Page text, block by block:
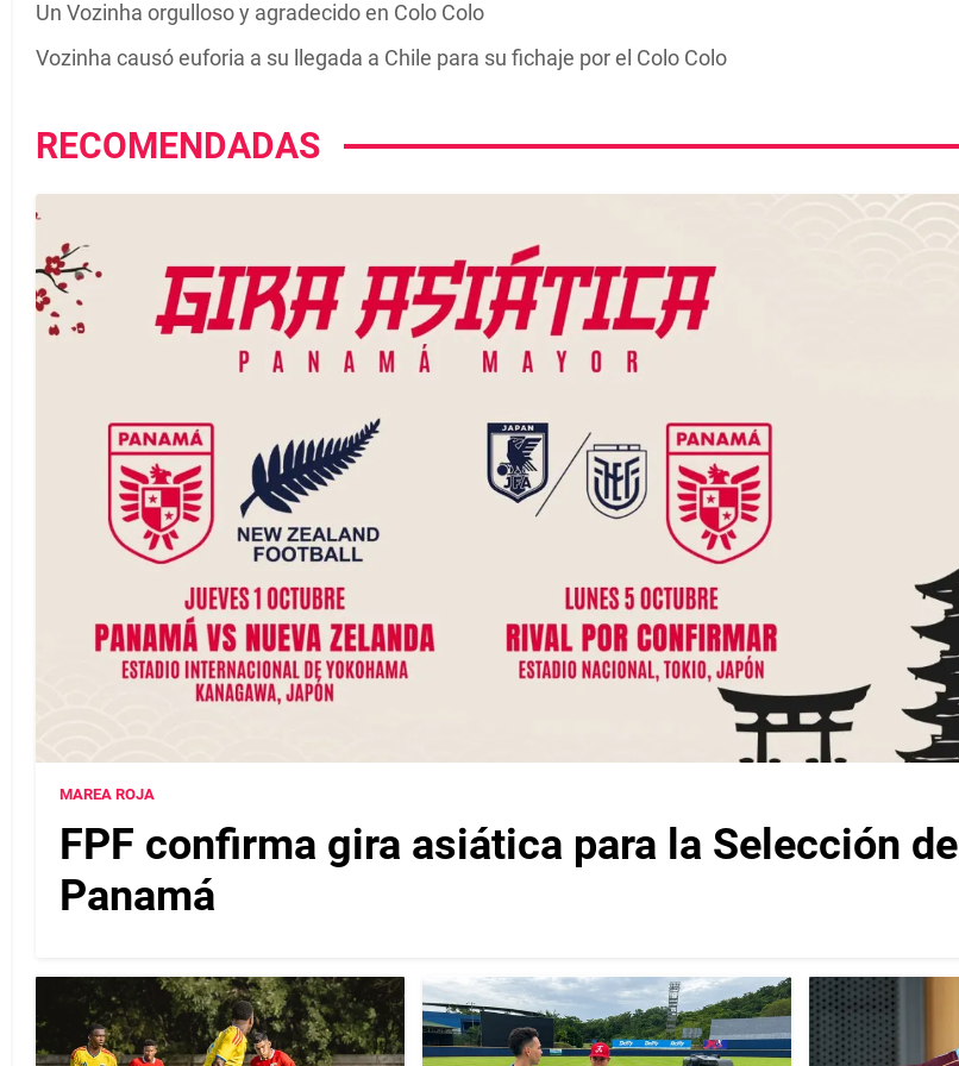
Un Vozinha orgulloso y agradecido en Colo Colo
Vozinha causó euforia a su llegada a Chile para su fichaje por el Colo Colo
RECOMENDADAS
MAREA ROJA
FPF confirma gira asiática para la Selección de
Panamá